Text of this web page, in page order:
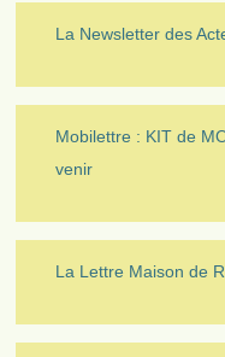
La Newsletter des
Mobilettre : KIT de
venir
La Lettre Maison de